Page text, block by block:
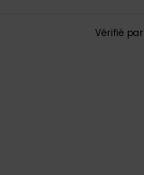
Vérifié par